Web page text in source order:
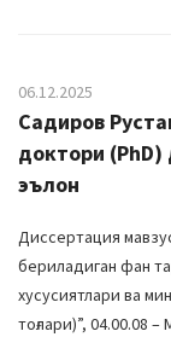
06.12.2025
Садиров
доктори
эълон
Диссертация
бериладиган фан
хусусиятлари ва
тоғлари)”, 04.00.08